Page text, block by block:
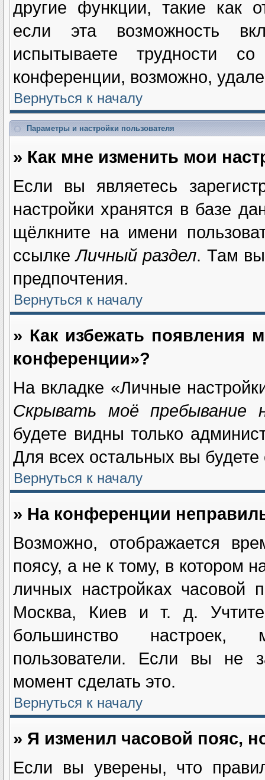
другие функции, такие как
если эта возможность
испытываете трудности
конференции, возможно,
Вернуться к началу
Параметры и настройки пользователя
» Как мне изменить мои
Если вы являетесь
настройки хранятся в базе
щёлкните на имени
ссылкеЛичный раздел. Там вы
предпочтения.
Вернуться к началу
» Как избежать появления
конференции»?
На вкладке «Личные
Скрывать моё пребывание
будете видны только
Для всех остальных вы
Вернуться к началу
» На конференции
Возможно, отображается
поясу, а не к тому, в котором
личных настройках часовой
Москва, Киев и т. д.
большинство настроек,
пользователи. Если вы не
момент сделать это.
Вернуться к началу
» Я изменил часовой пояс,
Если вы уверены, что